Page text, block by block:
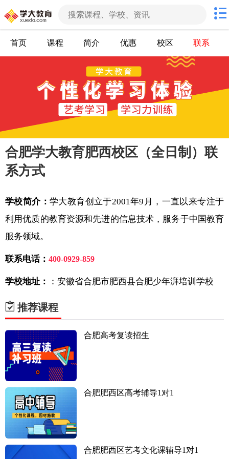
首页 课程 简介 优惠 校区 联系
合肥学大教育肥西校区（全日制）联
系方式
学校简介： 学大教育创立于2001年9月，一直以来专注于
利用优质的教育资源和先进的信息技术，服务于中国教育
服务领域。
联系电话： 400-0929-859
学校地址： ：安徽省合肥市肥西县合肥少年湃培训学校
推荐课程
合肥高考复读招生
合肥肥西区高考辅导1对1
合肥肥西区艺考文化课辅导1对1